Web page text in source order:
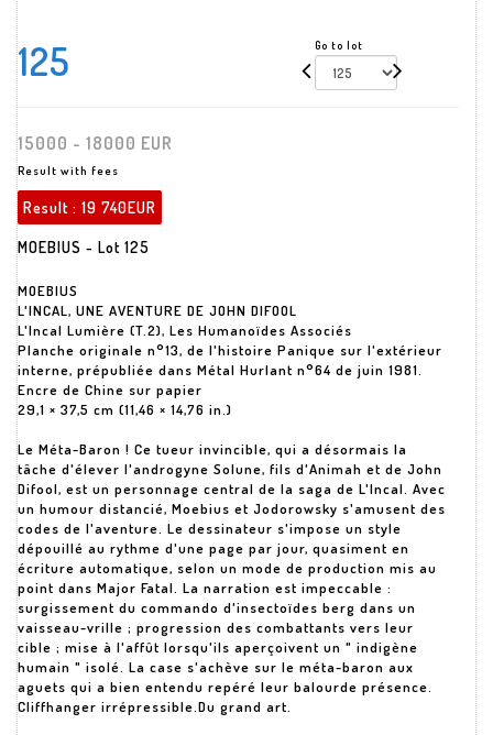
125 Go to lot
15000 - 18000 EUR
Result with fees
Result : 19 740EUR
MOEBIUS - Lot 125
MOEBIUS
L'INCAL, UNE AVENTURE DE JOHN DIFOOL
L'Incal Lumière (T.2), Les Humanoïdes Associés
Planche originale n°13, de l'histoire Panique sur l'extérieur
interne, prépubliée dans Métal Hurlant n°64 de juin 1981.
Encre de Chine sur papier
29,1 × 37,5 cm (11,46 × 14,76 in.)
Le Méta-Baron ! Ce tueur invincible, qui a désormais la
tâche d'élever l'androgyne Solune, fils d'Animah et de John
Difool, est un personnage central de la saga de L'Incal. Avec
un humour distancié, Moebius et Jodorowsky s'amusent des
codes de l'aventure. Le dessinateur s'impose un style
dépouillé au rythme d'une page par jour, quasiment en
écriture automatique, selon un mode de production mis au
point dans Major Fatal. La narration est impeccable :
surgissement du commando d'insectoïdes berg dans un
vaisseau-vrille ; progression des combattants vers leur
cible ; mise à l'affût lorsqu'ils aperçoivent un " indigène
humain " isolé. La case s'achève sur le méta-baron aux
aguets qui a bien entendu repéré leur balourde présence.